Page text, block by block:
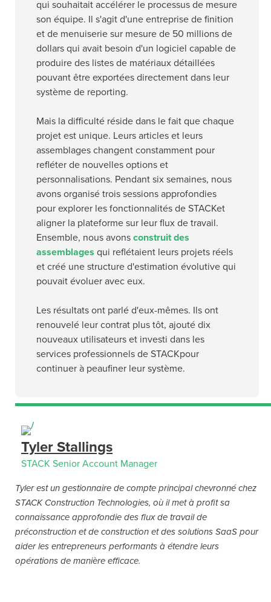
qui souhaitait accélérer le processus de mesure
son équipe. Il s'agit d'une entreprise de finition
et de menuiserie sur mesure de 50 millions de
dollars qui avait besoin d'un logiciel capable de
produire des listes de matériaux détaillées
pouvant être exportées directement dans leur
système de reporting.
Mais la difficulté réside dans le fait que chaque
projet est unique. Leurs articles et leurs
assemblages changent constamment pour
refléter de nouvelles options et
personnalisations. Pendant six semaines, nous
avons organisé trois sessions approfondies
pour explorer les fonctionnalités de STACKet
aligner la plateforme sur leur flux de travail.
Ensemble, nous avons construit des
assemblages qui reflétaient leurs projets réels
et créé une structure d'estimation évolutive qui
pouvait évoluer avec eux.
Les résultats ont parlé d'eux-mêmes. Ils ont
renouvelé leur contrat plus tôt, ajouté dix
nouveaux utilisateurs et investi dans les
services professionnels de STACKpour
continuer à peaufiner leur système.
Tyler Stallings
STACK Senior Account Manager
Tyler est un gestionnaire de compte principal chevronné chez
STACK Construction Technologies, où il met à profit sa
connaissance approfondie des flux de travail de
préconstruction et de construction et des solutions SaaS pour
aider les entrepreneurs performants à étendre leurs
opérations de manière efficace.